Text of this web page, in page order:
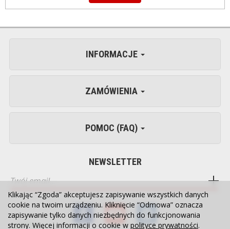
INFORMACJE
ZAMÓWIENIA
POMOC (FAQ)
NEWSLETTER
Klikając “Zgoda” akceptujesz zapisywanie wszystkich danych
cookie na twoim urządzeniu. Kliknięcie “Odmowa” oznacza
zapisywanie tylko danych niezbędnych do funkcjonowania
strony. Więcej informacji o cookie w polityce prywatności.